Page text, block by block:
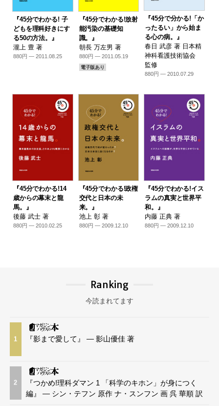
『45分でわかる! 子
どもを理科好きにす
る50の方法。』
瀧上 豊 著
880円 — 2011.08.25
『45分でわかる!放射
能汚染の基礎知
識。』
朝長 万左男 著
880円 — 2011.05.19
電子版あり
『45分で分かる!「か
ったるい」から始ま
る心の病。』
春日 武彦 著 日本精
神科看護技術協会
監修
880円 — 2010.07.29
『45分でわかる!14
歳からの幕末と龍
馬。』
後藤 武士 著
880円 — 2010.02.25
『45分でわかる!政権
交代と日本の未
来。』
池上 彰 著
880円 — 2009.12.10
『45分でわかる!イス
ラムの真実と世界平
和。』
内藤 正典 著
880円 — 2009.12.10
Ranking
今読まれてます
1 『影まで愛して』 — 影山優佳 著
2
『つかめ!理科ダマン 1 「科学のキホン」が身につく
編』 — シン・テフン 原作 ナ・スンフン 画 呉 華順 訳